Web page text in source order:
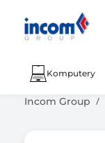
Komputery
Incom Group